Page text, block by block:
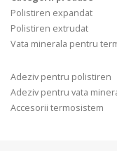
Polistiren expandat
Polistiren extrudat
Vata minerala pentru
Adeziv pentru polistiren
Adeziv pentru vata
Accesorii termosistem